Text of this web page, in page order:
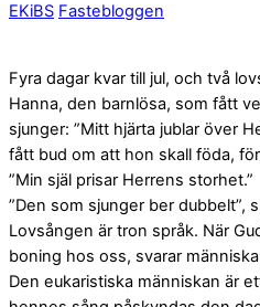
EKiBS Fastebloggen
Fyra dagar kvar till jul, och två
Hanna, den barnlösa, som fått
sjunger: ”Mitt hjärta jublar över
fått bud om att hon skall föda,
”Min själ prisar Herrens storhet.”
”Den som sjunger ber dubbelt”,
Lovsången är tron språk. När
boning hos oss, svarar
Den eukaristiska människan är